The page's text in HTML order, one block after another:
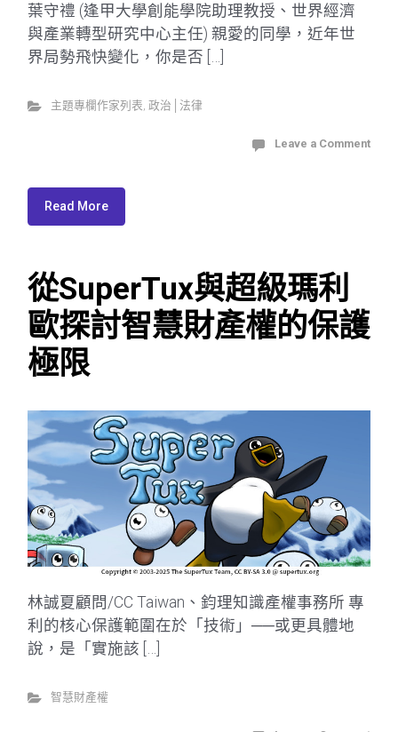
葉守禮 (逢甲大學創能學院助理教授、世界經濟
與產業轉型研究中心主任) 親愛的同學，近年世
界局勢飛快變化，你是否 […]
主題專欄作家列表 政治│法律
Leave a Comment
Read More
從SuperTux與超級瑪利
歐探討智慧財產權的保護
極限
林誠夏顧問/CC Taiwan、鈞理知識產權事務所 專
利的核心保護範圍在於「技術」──或更具體地
說，是「實施該 […]
智慧財產權